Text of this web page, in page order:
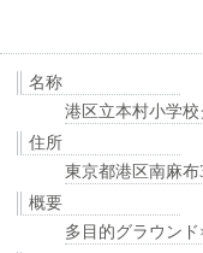
名称
港区立本村小学校
住所
東京都港区南麻布
概要
多目的グラウンド